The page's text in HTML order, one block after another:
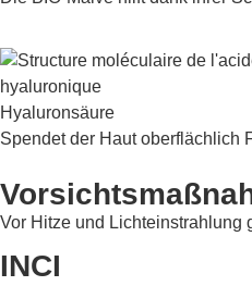
Hyaluronsäure
Spendet der Haut oberflächlich
Vor Hitze und Lichteinstrahlung
INCI